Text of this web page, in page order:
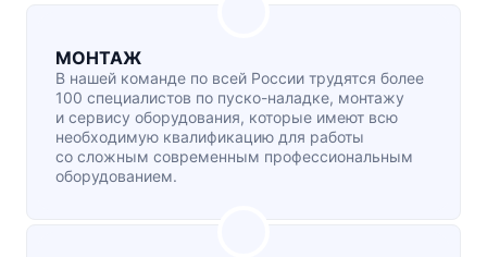
МОНТАЖ
В нашей команде по всей России трудятся более
100 специалистов по пуско-наладке, монтажу
и сервису оборудования, которые имеют всю
необходимую квалификацию для работы
со сложным современным профессиональным
оборудованием.